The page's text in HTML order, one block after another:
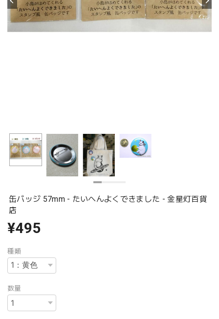
缶バッジ 57mm - たいへんよくできました - 金星灯百貨
店
¥495
種類
数量